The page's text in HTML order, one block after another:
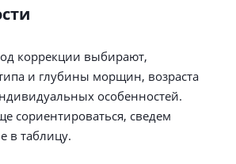
коррекции выбирают,
и глубины морщин, возраста
особенностей.
сориентироваться, сведем
в таблицу.